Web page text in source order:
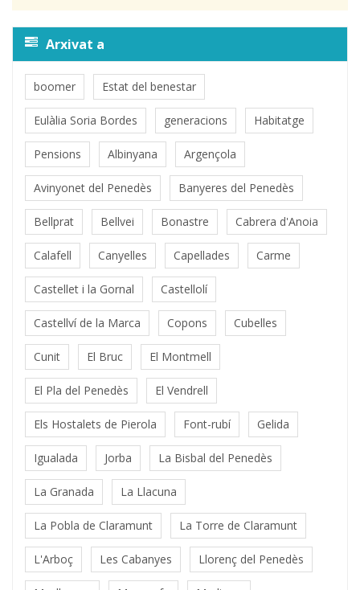
Arxivat a
boomer Estat del benestar
Eulàlia Soria Bordes generacions Habitatge
Pensions Albinyana Argençola
Avinyonet del Penedès Banyeres del Penedès
Bellprat Bellvei Bonastre Cabrera d'Anoia
Calafell Canyelles Capellades Carme
Castellet i la Gornal Castellolí
Castellví de la Marca Copons Cubelles
Cunit El Bruc El Montmell
El Pla del Penedès El Vendrell
Els Hostalets de Pierola Font-rubí Gelida
Igualada Jorba La Bisbal del Penedès
La Granada La Llacuna
La Pobla de Claramunt La Torre de Claramunt
L'Arboç Les Cabanyes Llorenç del Penedès